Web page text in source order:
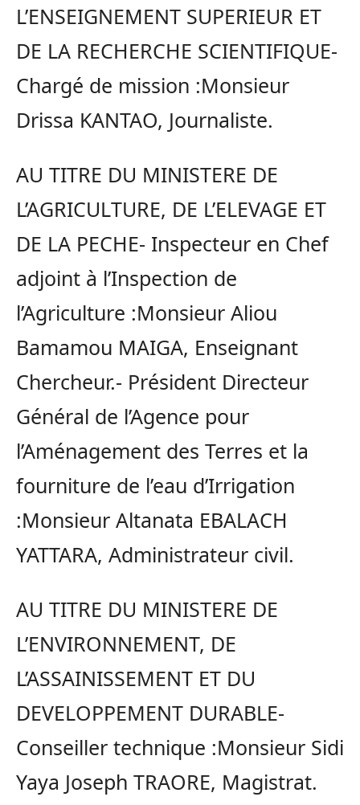
L’ENSEIGNEMENT SUPERIEUR ET
DE LA RECHERCHE SCIENTIFIQUE-
Chargé de mission :Monsieur
Drissa KANTAO, Journaliste.
AU TITRE DU MINISTERE DE
L’AGRICULTURE, DE L’ELEVAGE ET
DE LA PECHE- Inspecteur en Chef
adjoint à l’Inspection de
l’Agriculture :Monsieur Aliou
Bamamou MAIGA, Enseignant
Chercheur.- Président Directeur
Général de l’Agence pour
l’Aménagement des Terres et la
fourniture de l’eau d’Irrigation
:Monsieur Altanata EBALACH
YATTARA, Administrateur civil.
AU TITRE DU MINISTERE DE
L’ENVIRONNEMENT, DE
L’ASSAINISSEMENT ET DU
DEVELOPPEMENT DURABLE-
Conseiller technique :Monsieur Sidi
Yaya Joseph TRAORE, Magistrat.